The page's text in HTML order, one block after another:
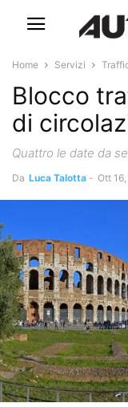
Home Servizi
Blocco
di
Quattro le date da
Da Luca Talotta - Ott